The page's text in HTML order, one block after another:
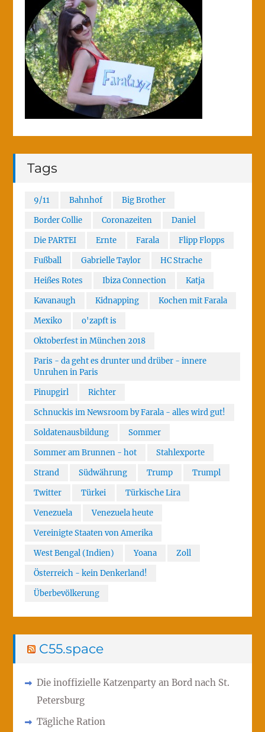
Tags
9/11 Bahnhof
Big Brother
Border Collie
Coronazeiten
Daniel
Die PARTEI
Ernte Farala
Flipp Flopps
Fußball
Gabrielle Taylor
HC Strache
Heißes Rotes
Ibiza Connection
Katja
Kavanaugh
Kidnapping
Kochen mit Farala
Mexiko
o'zapft is
Oktoberfest in München 2018
Paris - da geht es drunter und drüber - innere
Unruhen in Paris
Pinupgirl
Richter
Schnuckis im Newsroom by Farala - alles wird gut!
Soldatenausbildung
Sommer
Sommer am Brunnen - hot
Stahlexporte
Strand
Südwährung Trump
Trumpl
Twitter
Türkei
Türkische Lira
Venezuela
Venezuela heute
Vereinigte Staaten von Amerika
West Bengal (Indien)
Yoana
Zoll
Österreich - kein Denkerland!
Überbevölkerung
C55.space
Die inoffizielle Katzenparty an Bord nach St.
Petersburg
Tägliche Ration